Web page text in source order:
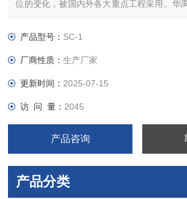
位的变化，被国内外各大重点工程采用。华
质：铁板搪瓷、铝合金、不锈钢、高分子。
产品型号： SC-1
厂商性质：生产厂家
更新时间： 2025-07-15
访 问 量： 2045
产品咨询
产品分类